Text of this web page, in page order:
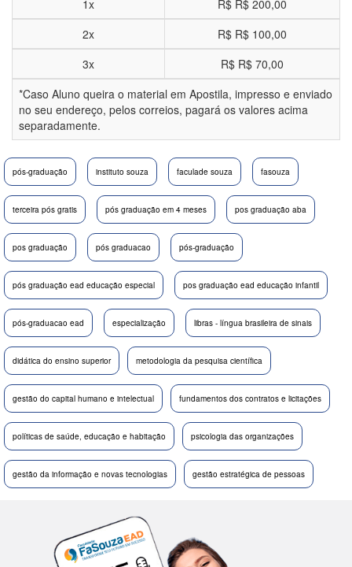
1x R$ R$ 200,00
2x
R$ R$ 100,00
3x
R$ R$ 70,00
*Caso Aluno queira o material em Apostila, impresso e enviado
no seu endereço, pelos correios, pagará os valores acima
separadamente.
pós-graduação instituto souza faculade souza fasouza
terceira pós gratis pós graduação em 4 meses pos graduação aba
pos graduação pós graduacao pós-graduação
pós graduação ead educação especial pos graduação ead educação infantil
pós-graduacao ead especialização libras - língua brasileira de sinais
didática do ensino superior metodologia da pesquisa científica
gestão do capital humano e intelectual fundamentos dos contratos e licitações
políticas de saúde, educação e habitação psicologia das organizações
gestão da informação e novas tecnologias gestão estratégica de pessoas